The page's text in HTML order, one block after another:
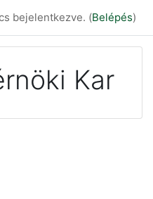
bejelentkezve. (Belépés)
Kar